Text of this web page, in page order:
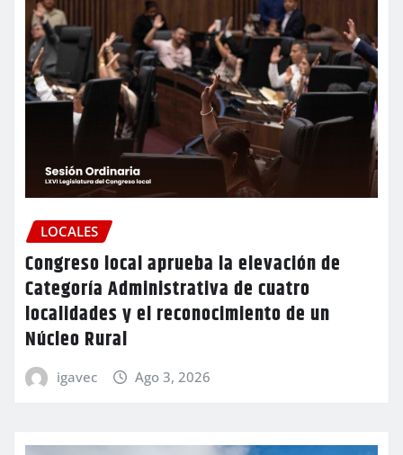
LOCALES
Congreso local aprueba la elevación de
Categoría Administrativa de cuatro
localidades y el reconocimiento de un
Núcleo Rural
igavec Ago 3, 2026